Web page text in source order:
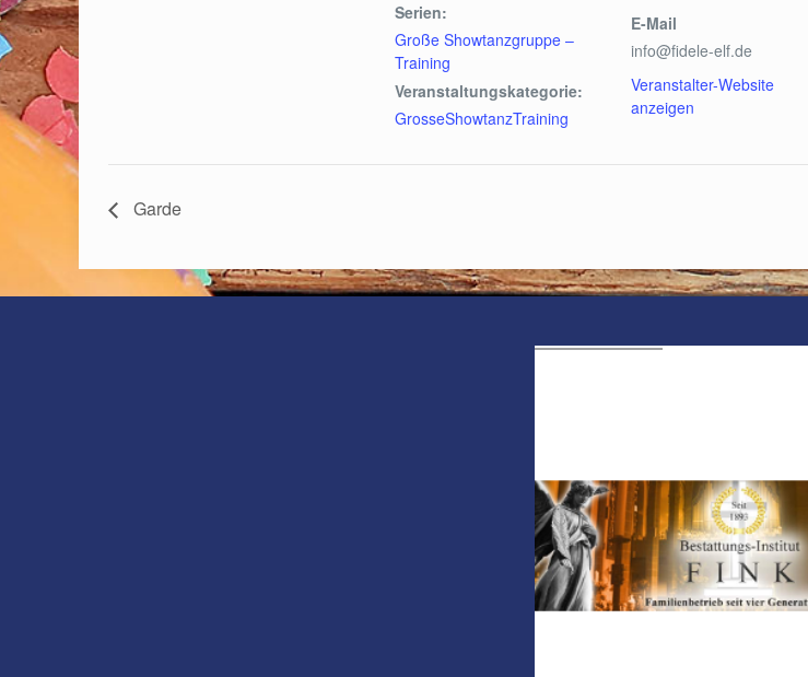
Serien:
Große Showtanzgruppe –
Training
Veranstaltungskategorie:
GrosseShowtanzTraining
E-Mail
info@fidele-elf.de
Veranstalter-Website
anzeigen
Garde